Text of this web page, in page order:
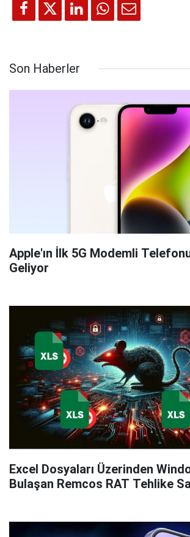
Son Haberler
Apple'ın İlk 5G Modemli
Geliyor
Excel Dosyaları Üzerinden
Bulaşan Remcos RAT Tehlike